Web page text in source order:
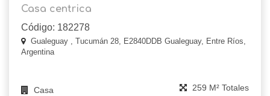
Casa centrica
Código: 182278
Gualeguay , Tucumán 28, E2840DDB Gualeguay, Entre Ríos,
Argentina
Casa 259 M² Totales